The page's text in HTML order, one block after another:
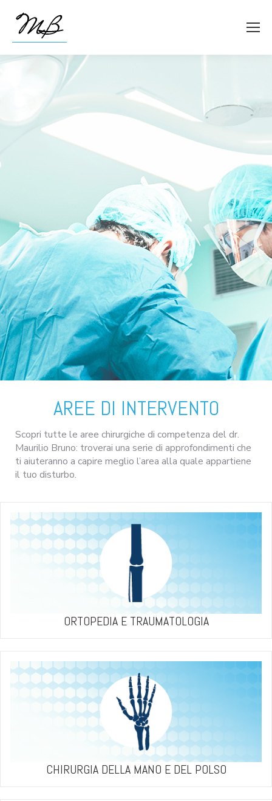
AREE DI INTERVENTO
Scopri tutte le aree chirurgiche di competenza del dr.
Maurilio Bruno: troverai una serie di approfondimenti che
ti aiuteranno a capire meglio l’area alla quale appartiene
il tuo disturbo.
ORTOPEDIA E TRAUMATOLOGIA
CHIRURGIA DELLA MANO E DEL POLSO